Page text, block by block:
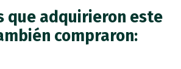
que adquirieron este
compraron: